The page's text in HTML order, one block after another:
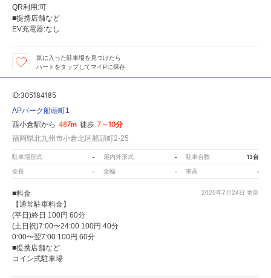
QR利用:可
■提携店舗など
EV充電器:なし
気に入った駐車場を見つけたら
ハートをタップしてマイPに保存
ID:305184185
APパーク船頭町1
西小倉駅から 487m 徒歩 7～10分
福岡県北九州市小倉北区船頭町2-25
駐車場形式 - 屋内外形式 - 駐車台数 13台
全長 - 全幅 - 車高 -
2026年7月24日 更新
■料金
【通常駐車料金】
(平日)終日 100円 60分
(土日祝)7:00〜24:00 100円 40分
0:00〜翌7:00 100円 60分
■提携店舗など
コイン式駐車場